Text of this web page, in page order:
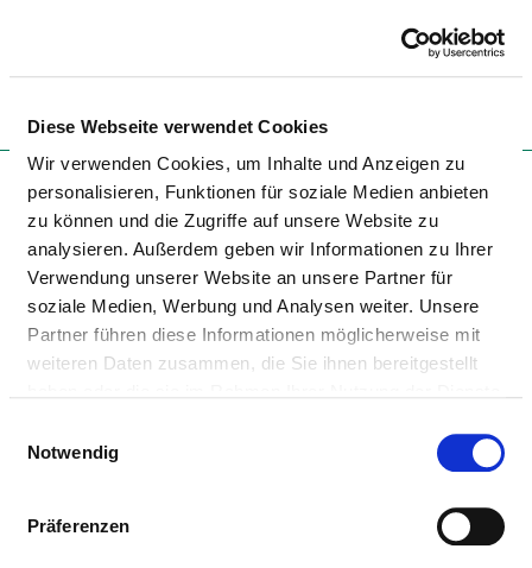
Diese Webseite verwendet Cookies
Wir verwenden Cookies, um Inhalte und Anzeigen zu
personalisieren, Funktionen für soziale Medien anbieten
zu können und die Zugriffe auf unsere Website zu
analysieren. Außerdem geben wir Informationen zu Ihrer
Verwendung unserer Website an unsere Partner für
soziale Medien, Werbung und Analysen weiter. Unsere
Partner führen diese Informationen möglicherweise mit
weiteren Daten zusammen, die Sie ihnen bereitgestellt
Notwendig
Präferenzen
Startseite der Fachabteilung
STÄDTISCHES KRANKENHAUS
PIRMASENS GGMBH
STANDORT RODALBEN